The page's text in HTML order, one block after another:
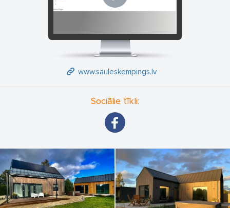
www.sauleskempings.lv
Sociālie tīkli: